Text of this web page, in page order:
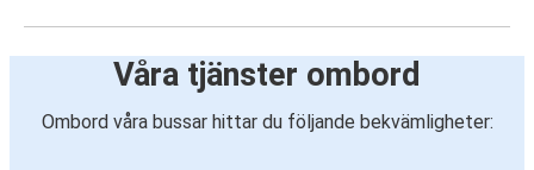
Våra tjänster ombord
Ombord våra bussar hittar du följande bekvämligheter: